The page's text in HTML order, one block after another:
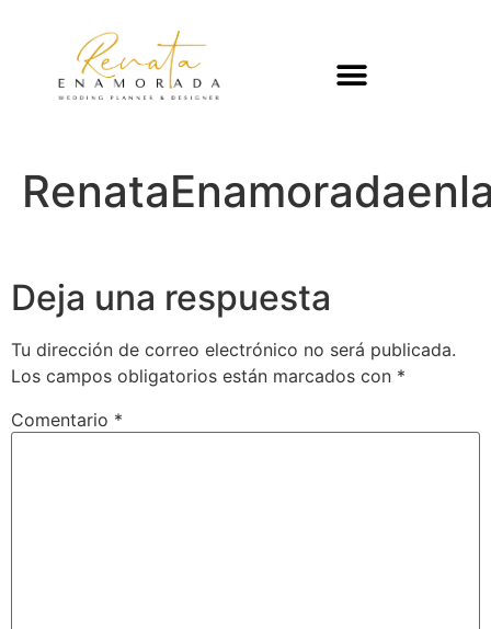
Deja una respuesta
Tu dirección de correo electrónico no será publicada.
Los campos obligatorios están marcados con *
Comentario *